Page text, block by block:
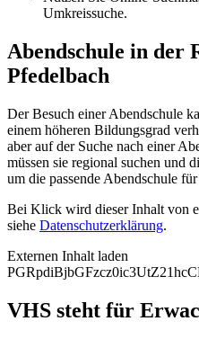
Umkreissuche.
Abendschule in der
Pfedelbach
Der Besuch einer Abendschule
einem höheren Bildungsgrad
aber auf der Suche nach einer
müssen sie regional suchen und
um die passende Abendschule
Bei Klick wird dieser Inhalt von
siehe Datenschutzerklärung.
Externen Inhalt laden
VHS steht für